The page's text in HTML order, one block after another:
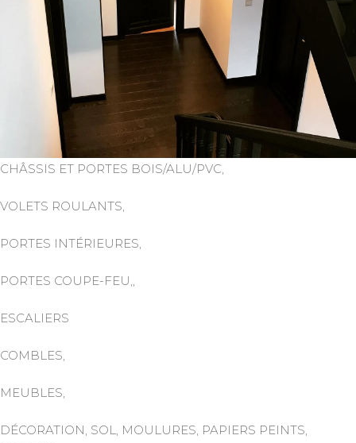
CHÂSSIS ET PORTES BOIS/ALU/PVC,
VOLETS ROULANTS,
PORTES INTÉRIEURES,
PORTES COUPE-FEU,,
ESCALIERS
COMBLES,
MEUBLES,
DÉCORATION, SOL, MOULURES, PAPIERS PEINTS,